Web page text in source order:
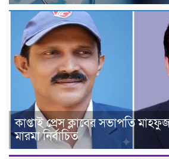
কাপ্তাই প্রেস ক্লাবের সভাপতি
মারমা নির্বাচিত